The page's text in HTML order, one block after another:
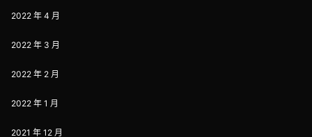
2022 年 4 月
2022 年 3 月
2022 年 2 月
2022 年 1 月
2021 年 12 月